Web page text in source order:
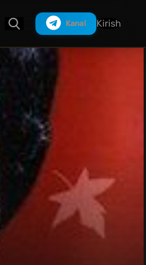
Kanal Kirish